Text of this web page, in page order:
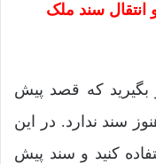
انتقال سند ملک
که قصد پیش
سند ندارد. در این
کنید و سند پیش